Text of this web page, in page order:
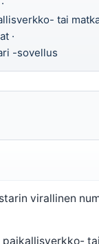
tai
·
-sovellus
virallinen
paikallisverkko-